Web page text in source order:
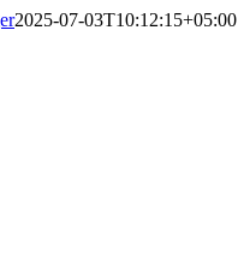
2025-07-03T10:12:15+05:00